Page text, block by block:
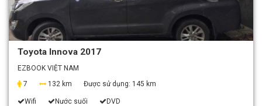
Toyota Innova 2017
EZBOOK VIỆT NAM
7
132 km Được sử dụng: 145 km
Wifi Nước suối DVD